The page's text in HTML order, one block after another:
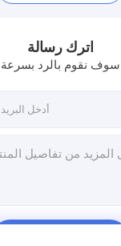
اترك رسالة
سوف نقوم بالرد بسرعة